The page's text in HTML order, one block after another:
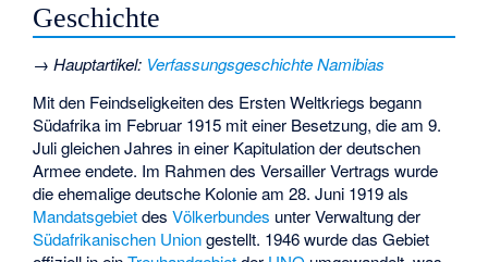
Geschichte
→Hauptartikel: Verfassungsgeschichte Namibias
Mit den Feindseligkeiten des Ersten Weltkriegs begann
Südafrika im Februar 1915 mit einer Besetzung, die am 9.
Juli gleichen Jahres in einer Kapitulation der deutschen
Armee endete. Im Rahmen des Versailler Vertrags wurde
die ehemalige deutsche Kolonie am 28. Juni 1919 als
MandatsgebietdesVölkerbundes unter Verwaltung der
Südafrikanischen Uniongestellt. 1946 wurde das Gebiet